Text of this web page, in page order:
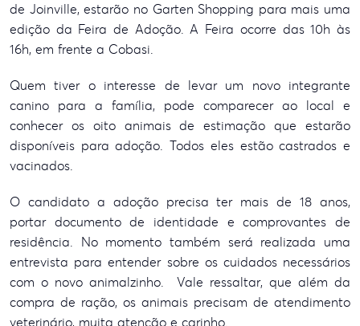
de Joinville, estarão no Garten Shopping para mais uma
edição da Feira de Adoção. A Feira ocorre das 10h às
16h, em frente a Cobasi.
Quem tiver o interesse de levar um novo integrante
canino para a família, pode comparecer ao local e
conhecer os oito animais de estimação que estarão
disponíveis para adoção. Todos eles estão castrados e
vacinados.
O candidato a adoção precisa ter mais de 18 anos,
portar documento de identidade e comprovantes de
residência. No momento também será realizada uma
entrevista para entender sobre os cuidados necessários
com o novo animalzinho. Vale ressaltar, que além da
compra de ração, os animais precisam de atendimento
veterinário, muita atenção e carinho.